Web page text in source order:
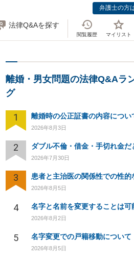
弁護士の方
法律Q&Aを探す
閲覧履歴 マイリスト
離婚・男女問題の法律Q&Aラ
グ
1 離婚時の公正証書の内容につい
2026年8月3日
2
2026年7月30日
3
2026年8月5日
4
2026年8月2日
5 名字変更での戸籍移動について
2026年8月5日